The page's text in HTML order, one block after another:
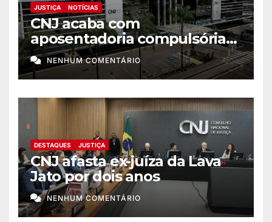
JUSTIÇA NOTÍCIAS
CNJ acaba com
aposentadoria compulsória
como punição máxima para
juiz
NENHUM COMENTÁRIO
DESTAQUES JUSTIÇA
CNJ afasta ex-juíza da Lava
Jato por dois anos
NENHUM COMENTÁRIO